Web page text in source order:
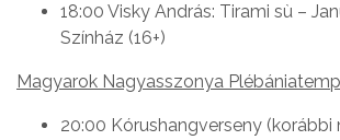
18:00 Visky András: Tirami sù –
Színház (16+)
Magyarok Nagyasszonya
20:00 Kórushangverseny (korábbi